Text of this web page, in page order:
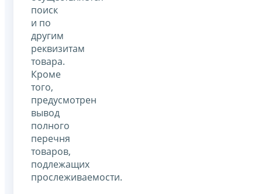
поиск
и по
другим
реквизитам
товара.
Кроме
того,
предусмотрен
вывод
полного
перечня
товаров,
подлежащих
прослеживаемости.